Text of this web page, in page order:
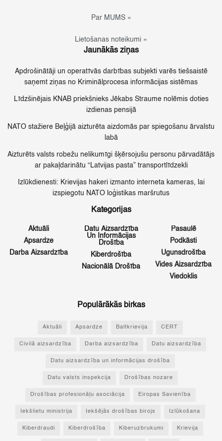
Par MUMS »
Lietošanas noteikumi »
Jaunākās ziņas
Apdrošinātāji un operatīvās darbības subjekti varēs tiešsaistē
saņemt ziņas no Kriminālprocesa informācijas sistēmas
Līdzšinējais KNAB priekšnieks Jēkabs Straume nolēmis doties
izdienas pensijā
NATO stažiere Beļģijā aizturēta aizdomās par spiegošanu ārvalstu
labā
Aizturēts valsts robežu nelikumīgi šķērsojušu personu pārvadātājs
ar pakaļdarinātu “Latvijas pasta” transportlīdzekli
Izlūkdienesti: Krievijas hakeri izmanto interneta kameras, lai
izspiegotu NATO loģistikas maršrutus
Kategorijas
Aktuāli
Apsardze
Darba Aizsardzība
Datu Aizsardzība
Un Informācijas
Drošība
Kiberdrošība
Nacionālā Drošība
Pasaulē
Podkāsti
Ugunsdrošība
Vides Aizsardzība
Viedoklis
Populārākās birkas
Aktuāli Apsardze Baltkrievija CERT
Civilā aizsardzība Darba aizsardzība Datu aizsardzība
Datu aizsardzība un informācijas drošība
Datu valsts inspekcija Drošības nozare
Drošības profesionāļu asociācija Eiropas Savienība
Iekšlietu ministrija Iekšējās drošības birojs Izlūkošana
Kiberdraudi Kiberdrošība Kiberuzbrukumi Krievija